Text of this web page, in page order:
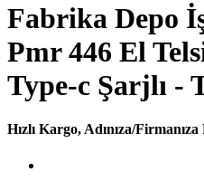
Fabrika Depo
Pmr 446 El
Type-c Şarjlı -
Hızlı Kargo, Adınıza/